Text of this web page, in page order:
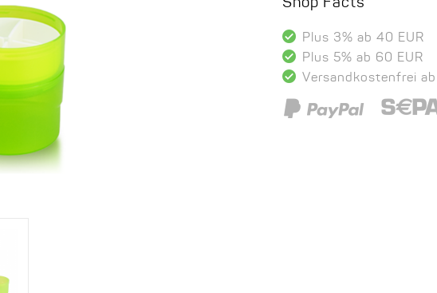
Shop Facts
Plus 3% ab 40 EUR
Plus 5% ab 60 EUR
Versandkostenfrei